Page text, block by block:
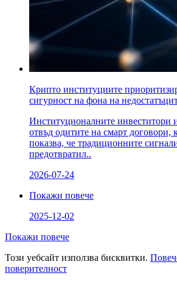
Крипто институциите
сигурност на фона на
Институционалните инвеститори
отвъд одитите на смарт договори,
показва, че традиционните
предотвратил..
2026-07-24
Покажи повече
2025-12-02
Покажи повече
Този уебсайт използва бисквитки.
поверителност